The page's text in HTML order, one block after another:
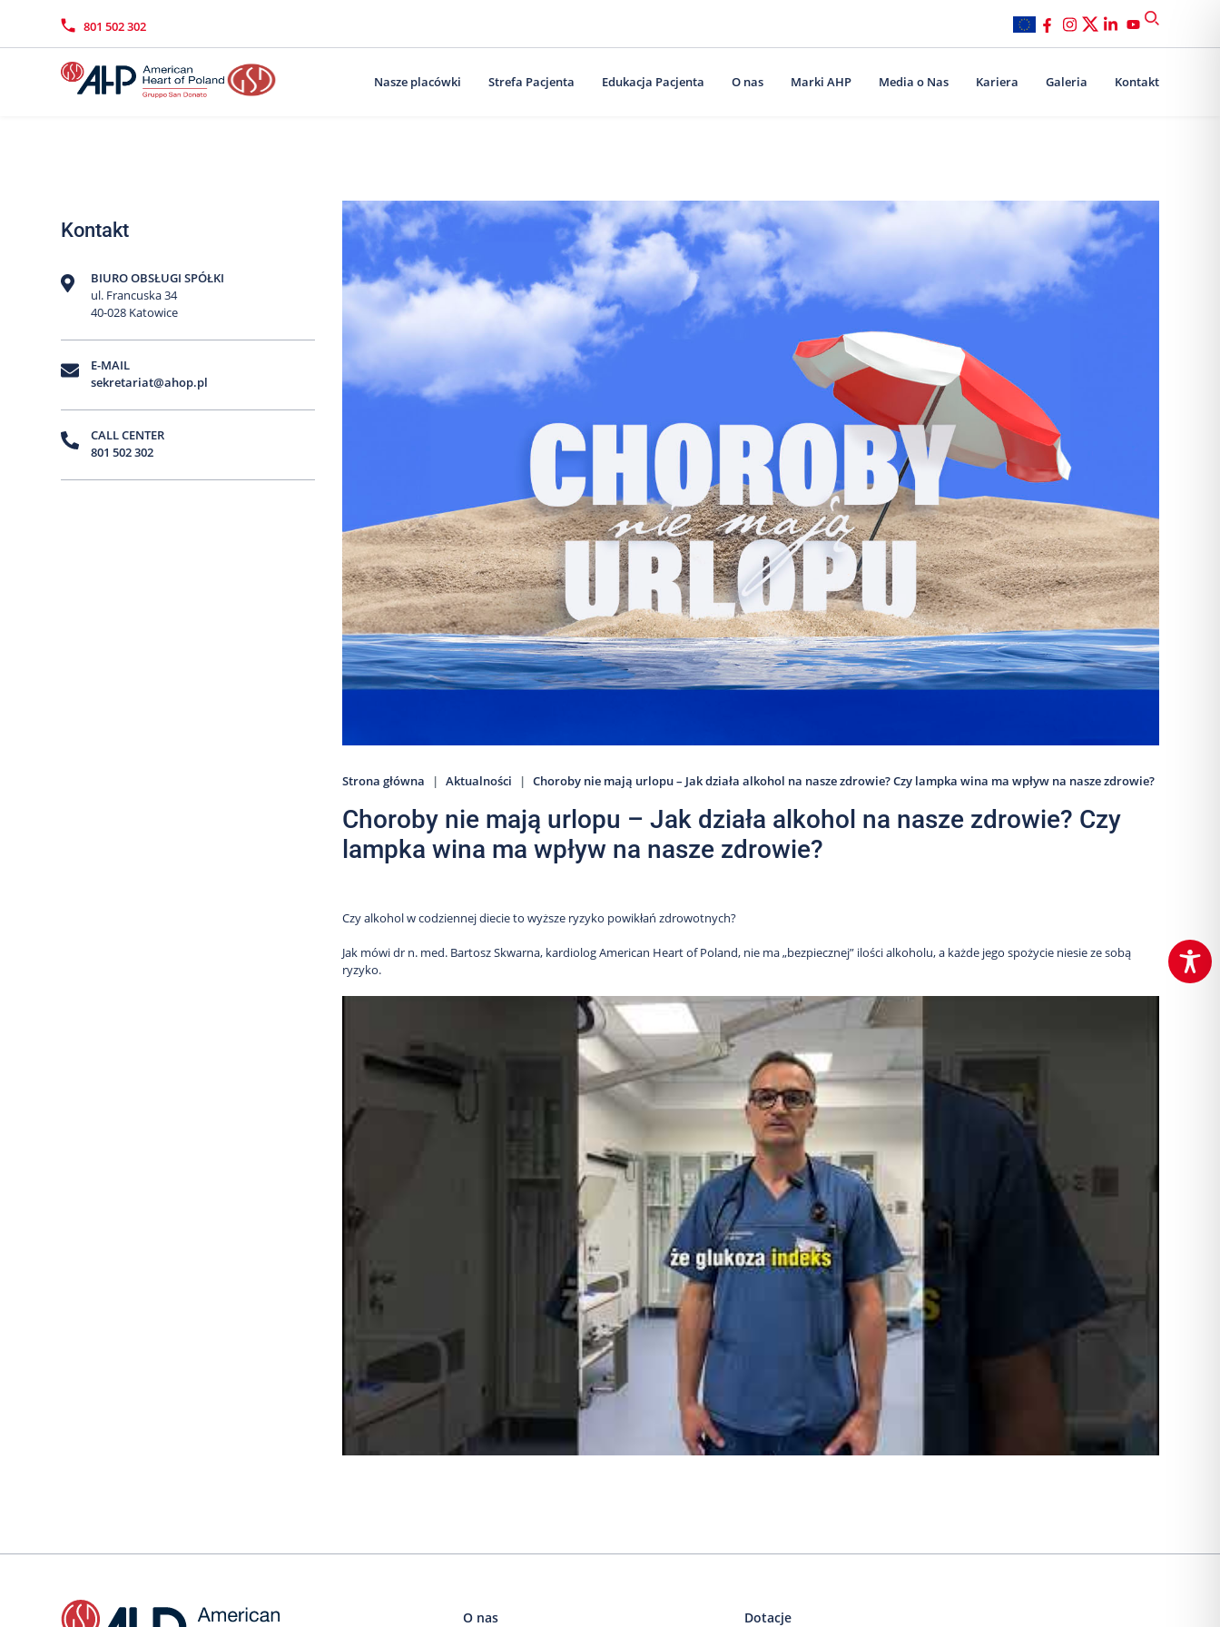
801 502 302
Nasze placówki Strefa Pacjenta Edukacja Pacjenta O nas Marki AHP Media o Nas Kariera Galeria Kontakt
Kontakt
BIURO OBSŁUGI SPÓŁKI
ul. Francuska 34
40-028 Katowice
E-MAIL
sekretariat@ahop.pl
CALL CENTER
801 502 302
Strona główna Aktualności Choroby nie mają urlopu – Jak działa alkohol na nasze zdrowie? Czy lampka wina ma wpływ na nasze zdrowie?
Choroby nie mają urlopu – Jak działa alkohol na nasze zdrowie? Czy
lampka wina ma wpływ na nasze zdrowie?
Czy alkohol w codziennej diecie to wyższe ryzyko powikłań zdrowotnych?
Jak mówi dr n. med. Bartosz Skwarna, kardiolog American Heart of Poland, nie ma „bezpiecznej” ilości alkoholu, a każde jego spożycie niesie ze sobą
ryzyko.
O nas Dotacje